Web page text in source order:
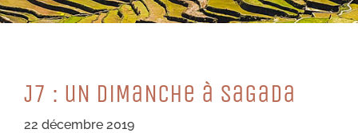
J7 : uN DiMaNCHe à SaGaDa
22 décembre 2019